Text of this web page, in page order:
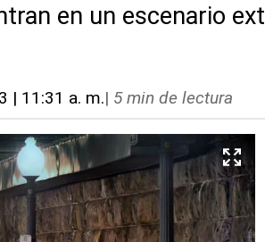
en un escenario
| 11:31 a. m.| 5 min de lectura